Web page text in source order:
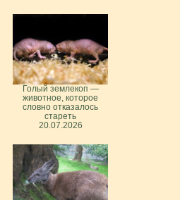
Голый землекоп —
животное, которое
словно отказалось
стареть
20.07.2026